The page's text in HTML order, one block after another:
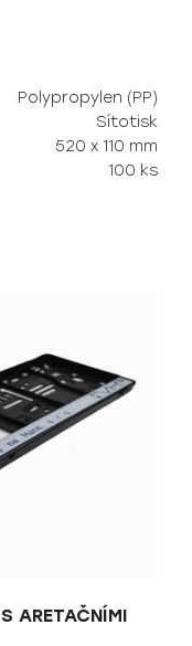
Polypropylen (PP)
Sítotisk
520 x 110 mm
100 ks
ARETAČNÍMI